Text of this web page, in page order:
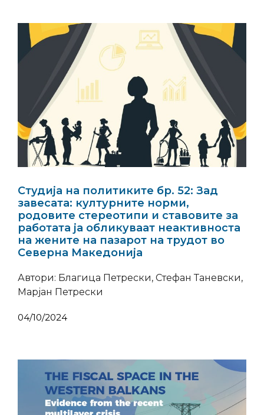
Студија на политиките бр. 52: Зад
завесата: културните норми,
родовите стереотипи и ставовите за
работата ја обликуваат неактивноста
на жените на пазарот на трудот во
Северна Македонија
Автори: Благица Петрески, Стефан Таневски,
Марјан Петрески
04/10/2024